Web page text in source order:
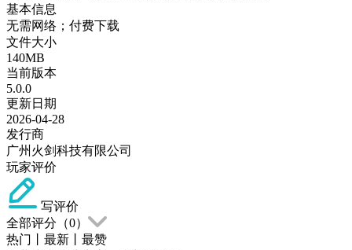
基本信息
无需网络；付费下载
文件大小
140MB
当前版本
5.0.0
更新日期
2026-04-28
发行商
广州火剑科技有限公司
玩家评价
写评价
全部评分（0）
热门
最新
最赞